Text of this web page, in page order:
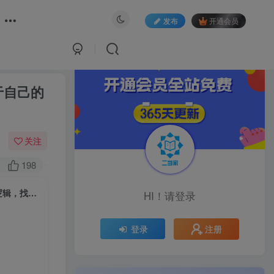
发布 开通会员
己的
关注
198
年入百W大访谈，多位大佬的创业逆风翻盘之路，看懂普通人逆袭的底层逻辑，找寻属于自己的创业方向 HI！请登录
登录 注册